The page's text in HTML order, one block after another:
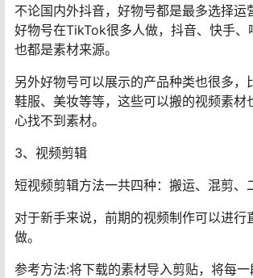
不论国内外抖音，好物号都是最多选择运
好物号在TikTok很多人做，抖音、快手、
也都是素材来源。
另外好物号可以展示的产品种类也很多，
鞋服、美妆等等，这些可以搬的视频素材
心找不到素材。
3、视频剪辑
短视频剪辑方法一共四种：搬运、混剪、
对于新手来说，前期的视频制作可以进行
做。
参考方法:将下载的素材导入剪贴，将每